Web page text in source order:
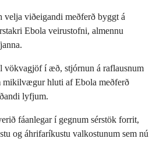
viðeigandi meðferð byggt á
Ebola veirustofni, almennu
vökvagjöf í æð, stjórnun á raflausnum
mikilvægur hluti af Ebola meðferð
lyfjum.
fáanlegar í gegnum sérstök forrit,
og áhrifaríkustu valkostunum sem nú